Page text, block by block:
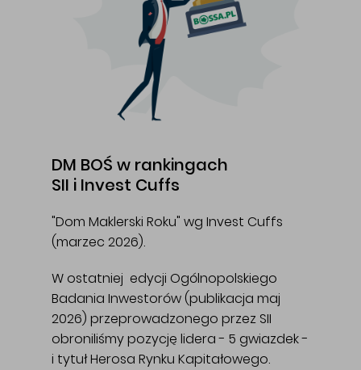
DM BOŚ w rankingach
SII i Invest Cuffs
"Dom Maklerski Roku" wg Invest Cuffs
(marzec 2026).
W ostatniej edycji Ogólnopolskiego
Badania Inwestorów (publikacja maj
2026) przeprowadzonego przez SII
obroniliśmy pozycję lidera - 5 gwiazdek -
i tytuł Herosa Rynku Kapitałowego.